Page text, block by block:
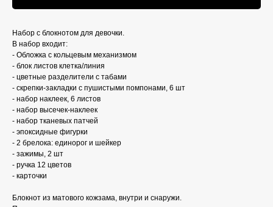
Набор с блокнотом для девочки.
В набор входит:
- Обложка с кольцевым механизмом
- блок листов клетка/линия
- цветные разделители с табами
- скрепки-закладки с пушистыми помпонами, 6 шт
- набор наклеек, 6 листов
- набор высечек-наклеек
- набор тканевых патчей
- эпоксидные фигурки
- 2 брелока: единорог и шейкер
- зажимы, 2 шт
- ручка 12 цветов
- карточки
Блокнот из матового кожзама, внутри и снаружи.